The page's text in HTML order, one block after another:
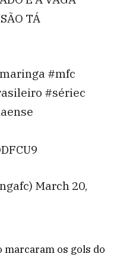
TÁ
#mfc
#sériec
March 20,
marcaram os gols do